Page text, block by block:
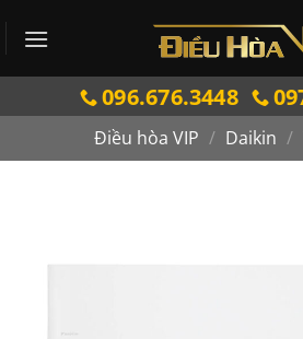
qua
096.676.3448
Điều hòa VIP / Daikin /